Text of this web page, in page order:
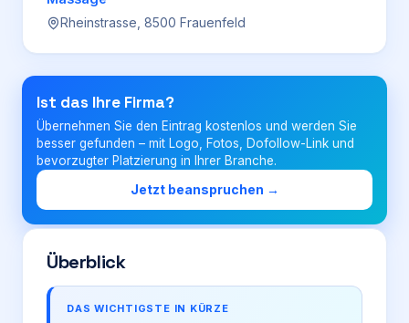
Für Firmen
Login
Firma eintragen
Rheinstrasse, 8500 Frauenfeld
Ist das Ihre Firma?
Übernehmen Sie den Eintrag kostenlos und werden Sie
besser gefunden – mit Logo, Fotos, Dofollow-Link und
bevorzugter Platzierung in Ihrer Branche.
Jetzt beanspruchen →
Überblick
DAS WICHTIGSTE IN KÜRZE